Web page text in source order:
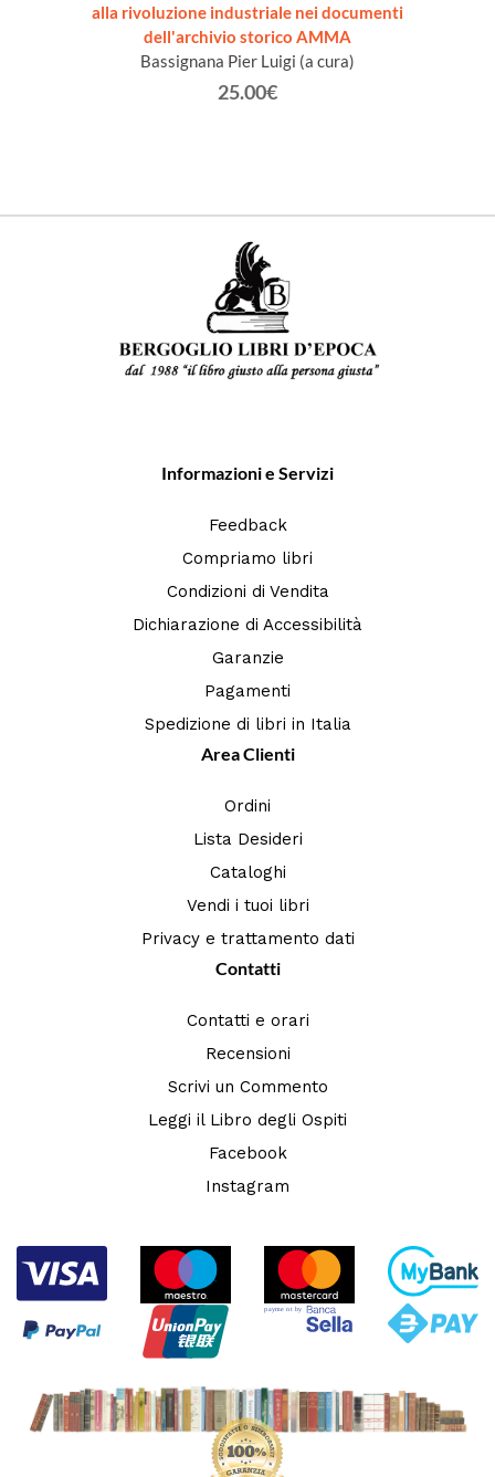
alla rivoluzione industriale nei documenti
dell'archivio storico AMMA
Bassignana Pier Luigi (a cura)
25.00€
Informazioni e Servizi
Feedback
Compriamo libri
Condizioni di Vendita
Dichiarazione di Accessibilità
Garanzie
Pagamenti
Spedizione di libri in Italia
Area Clienti
Ordini
Lista Desideri
Cataloghi
Vendi i tuoi libri
Privacy e trattamento dati
Contatti
Contatti e orari
Recensioni
Scrivi un Commento
Leggi il Libro degli Ospiti
Facebook
Instagram